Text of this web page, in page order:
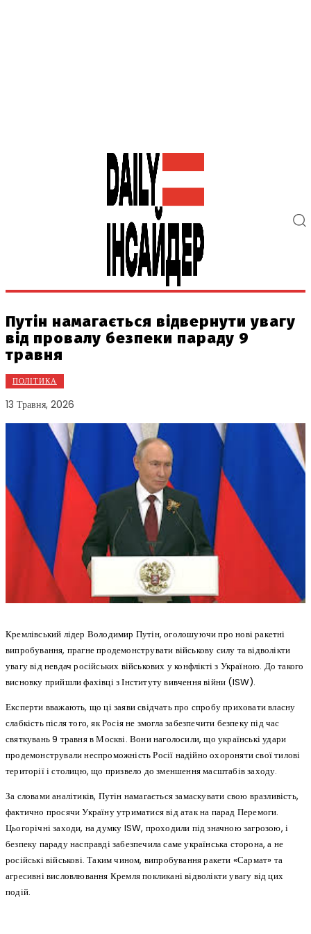
Путін намагається відвернути увагу
від провалу безпеки параду 9
травня
ПОЛІТИКА
13 Травня, 2026
Кремлівський лідер Володимир Путін, оголошуючи про нові ракетні
випробування, прагне продемонструвати військову силу та відволікти
увагу від невдач російських військових у конфлікті з Україною. До такого
висновку прийшли фахівці з Інституту вивчення війни (ISW).
Експерти вважають, що ці заяви свідчать про спробу приховати власну
слабкість після того, як Росія не змогла забезпечити безпеку під час
святкувань 9 травня в Москві. Вони наголосили, що українські удари
продемонстрували неспроможність Росії надійно охороняти свої тилові
території і столицю, що призвело до зменшення масштабів заходу.
За словами аналітиків, Путін намагається замаскувати свою вразливість,
фактично просячи Україну утриматися від атак на парад Перемоги.
Цьогорічні заходи, на думку ISW, проходили під значною загрозою, і
безпеку параду насправді забезпечила саме українська сторона, а не
російські військові. Таким чином, випробування ракети «Сармат» та
агресивні висловлювання Кремля покликані відволікти увагу від цих
подій.